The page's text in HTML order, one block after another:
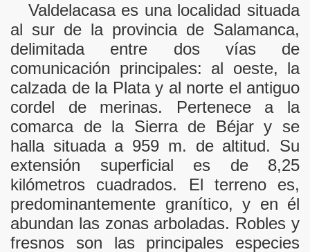
Valdelacasa es una localidad situada
al sur de la provincia de Salamanca,
delimitada entre dos vías de
comunicación principales: al oeste, la
calzada de la Platay al norte el antiguo
cordel de merinas. Pertenece a la
comarca de la Sierrade Béjar y se
halla situada a 959 m. de altitud. Su
extensión superficial es de 8,25
kilómetros cuadrados. El terreno es,
predominantemente granítico, y en él
abundan las zonas arboladas. Robles y
fresnos son las principales especies
de futuro